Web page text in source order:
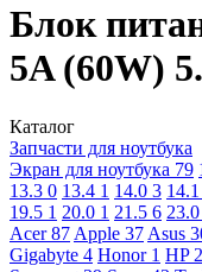
Блок
5A (60W)
Каталог
Запчасти для ноутбука
Экран для ноутбука 79
13.3 0 13.4 1 14.0 3 14.1
19.5 1 20.0 1 21.5 6 23.0
Acer87 Apple 37 Asus
Gigabyte 4 Honor 1 HP